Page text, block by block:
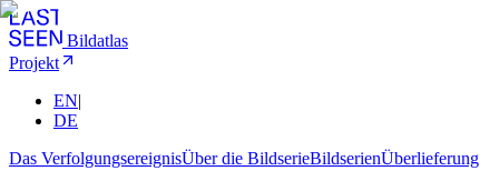
Bildatlas
Projekt
EN|
DE
Das VerfolgungsereignisÜber die BildserieBildserienÜberlieferung